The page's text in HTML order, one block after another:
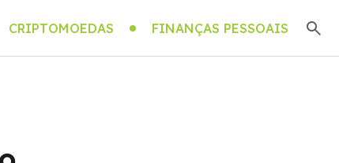
CRIPTOMOEDAS FINANÇAS PESSOAIS